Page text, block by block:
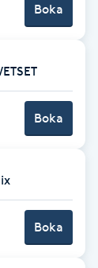
Boka
Boka
Boka